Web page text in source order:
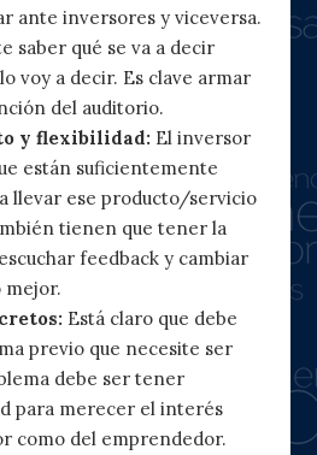
ante inversores y viceversa.
saber qué se va a decir
voy a decir. Es clave armar
del auditorio.
y flexibilidad: El inversor
están suficientemente
llevar ese producto/servicio
tienen que tener la
feedback y cambiar
mejor.
Está claro que debe
previo que necesite ser
debe ser tener
para merecer el interés
como del emprendedor.